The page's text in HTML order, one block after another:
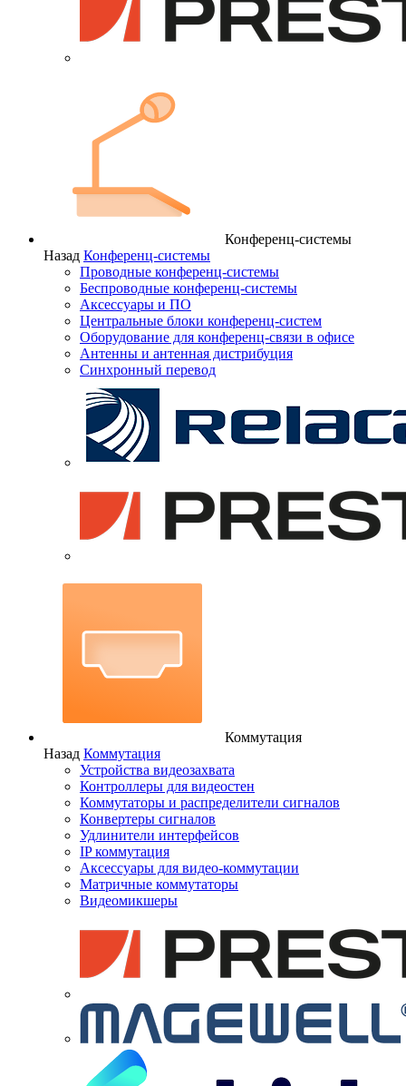
Конференц-системы
Назад Конференц-системы
Проводные конференц-системы
Беспроводные конференц-системы
Аксессуары и ПО
Центральные блоки конференц-систем
Оборудование для конференц-связи в офисе
Антенны и антенная дистрибуция
Синхронный перевод
Коммутация
Назад Коммутация
Устройства видеозахвата
Контроллеры для видеостен
Коммутаторы и распределители сигналов
Конвертеры сигналов
Удлинители интерфейсов
IP коммутация
Аксессуары для видео-коммутации
Матричные коммутаторы
Видеомикшеры